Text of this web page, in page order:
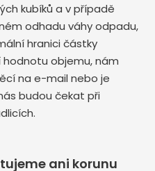
kubíků a v případě
odhadu váhy odpadu,
hranici částky
hodnotu objemu, nám
na e-mail nebo je
budou čekat při
ani korunu